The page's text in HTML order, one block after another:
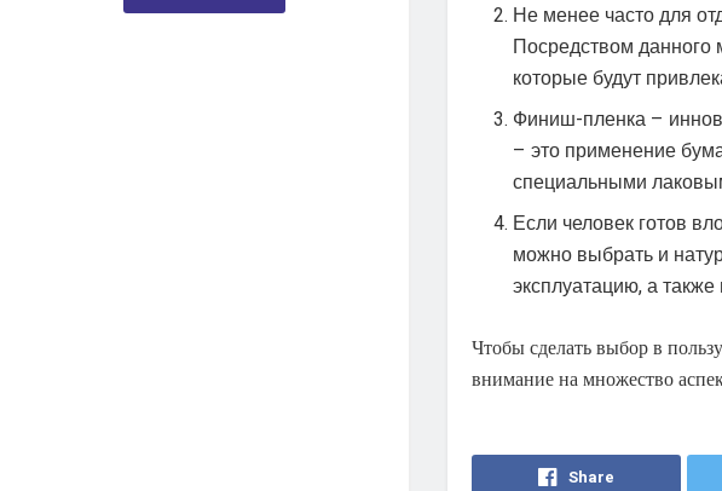
Не менее часто для
Посредством
которые будут
Финиш-пленка –
– это применение
специальными
Если человек готов
можно выбрать и
эксплуатацию, а также
Чтобы сделать выбор в
внимание на множество
Share